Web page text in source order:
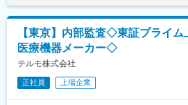
■企業の特徴/魅力
・2016年4月1日に日本の武田薬品と
まれた元武田テバファーマ株式会社
た。
・日本のジェネリック医薬品は、世
ひとつです。
・医薬品の開発、製造、供給、新薬
■ポジションの魅力：
・低分子、中分子、バイオ医薬品開
CMC部門、臨床開発部門などの関係
ンを有する製薬会社ならではのプロ
れます。
・Roche社を始め、国内外の会社と
【東京】内部監査◇東証プライ
医療機器メーカー◇
テルモ株式会社
正社員 上場企業